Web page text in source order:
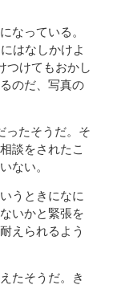
なっている。
はなしかけよ
つけてもおかし
のだ、写真の
ったそうだ。そ
談をされたこ
ない。
うときになに
いかと緊張を
えられるよう
たそうだ。き